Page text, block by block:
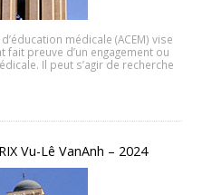
médicale (ACEM) vise
preuve d’un engagement ou
Il peut s’agir de recherche
Vu-Lê VanAnh – 2024